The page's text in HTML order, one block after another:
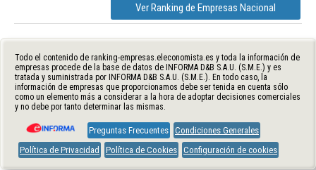
Ver Ranking de Empresas Nacional
Todo el contenido de ranking-empresas.eleconomista.es y toda la información de
empresas procede de la base de datos de INFORMA D&B S.A.U. (S.M.E.) y es
tratada y suministrada por INFORMA D&B S.A.U. (S.M.E.). En todo caso, la
información de empresas que proporcionamos debe ser tenida en cuenta sólo
como un elemento más a considerar a la hora de adoptar decisiones comerciales
y no debe por tanto determinar las mismas.
Preguntas Frecuentes Condiciones Generales
Política de Privacidad
Política de Cookies Configuración de cookies